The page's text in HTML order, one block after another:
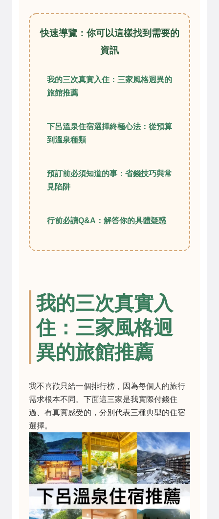
快速導覽：你可以這樣找到需要的
資訊
我的三次真實入住：三家風格迥異的
旅館推薦
下呂溫泉住宿選擇終極心法：從預算
到溫泉種類
預訂前必須知道的事：省錢技巧與常
見陷阱
行前必讀Q&A：解答你的具體疑惑
我的三次真實入
住：三家風格迥
異的旅館推薦
我不喜歡只給一個排行榜，因為每個人的旅行
需求根本不同。下面這三家是我實際付錢住
過、有真實感受的，分別代表三種典型的住宿
選擇。